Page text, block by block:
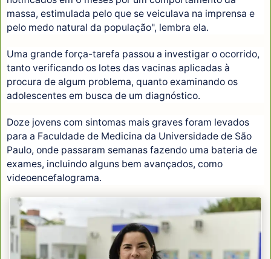
massa, estimulada pelo que se veiculava na imprensa e
pelo medo natural da população", lembra ela.
Uma grande força-tarefa passou a investigar o ocorrido,
tanto verificando os lotes das vacinas aplicadas à
procura de algum problema, quanto examinando os
adolescentes em busca de um diagnóstico.
Doze jovens com sintomas mais graves foram levados
para a Faculdade de Medicina da Universidade de São
Paulo, onde passaram semanas fazendo uma bateria de
exames, incluindo alguns bem avançados, como
videoencefalograma.